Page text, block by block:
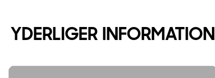
YDERLIGER INFORMATION